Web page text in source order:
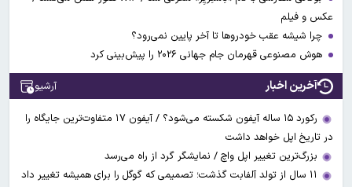
عکس و فیلم
چرا شیشه عقب خودروها تا آخر پایین نمی‌رود؟
هوش مصنوعی قهرمان جام جهانی ۲۰۲۶ را پیش‌بینی کرد
آخرین اخبار آرشیو
رکورد ۱۵ ساله آیفون شکسته می‌شود؟ / آیفون ۱۷ متفاوت‌ترین جایگاه را
در تاریخ اپل خواهد داشت
بزرگ‌ترین تغییر اپل واچ / نمایشگر گرد از راه می‌رسد
۱۱ سال از تولد آلفابت گذشت؛ تصمیمی که گوگل را برای همیشه تغییر داد